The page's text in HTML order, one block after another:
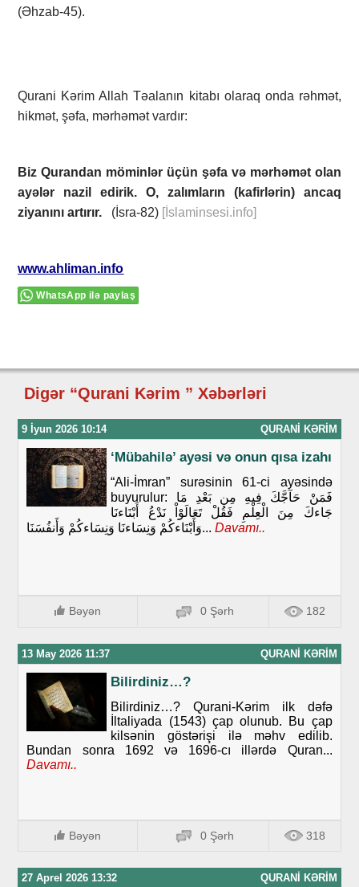
(Əhzab-45).
Qurani Kərim Allah Təalanın kitabı olaraq onda rəhmət,
hikmət, şəfa, mərhəmət vardır:
Biz Qurandan möminlər üçün şəfa və mərhəmət olan
ayələr nazil edirik. O, zalımların (kafirlərin) ancaq
ziyanını artırır.
(İsra-82) [İslaminsesi.info]
www.ahliman.info
WhatsApp ilə paylaş
Digər “Qurani Kərim ” Xəbərləri
9 İyun 2026 10:14 QURANI KƏRIM
‘Mübahilə’ ayəsi və onun qısa izahı
“Ali-İmran” surəsinin 61-ci ayəsində
buyurulur: فَمَنْ حَآجَّكَ فِيهِ مِن بَعْدِ مَا
جَاءكَ مِنَ الْعِلْمِ فَقُلْ تَعَالَوْاْ نَدْعُ أَبْنَاءنَا
وَأَبْنَاءكُمْ وَنِسَاءنَا وَنِسَاءكُمْ وَأَنفُسَنَا... Davamı..
Bəyən 0 Şərh 182
13 May 2026 11:37 QURANI KƏRIM
Bilirdiniz…?
Bilirdiniz…? Qurani-Kərim ilk dəfə
İltaliyada (1543) çap olunub. Bu çap
kilsənin göstərişi ilə məhv edilib.
Bundan sonra 1692 və 1696-cı illərdə Quran...
Davamı..
Bəyən 0 Şərh 318
27 Aprel 2026 13:32 QURANI KƏRIM